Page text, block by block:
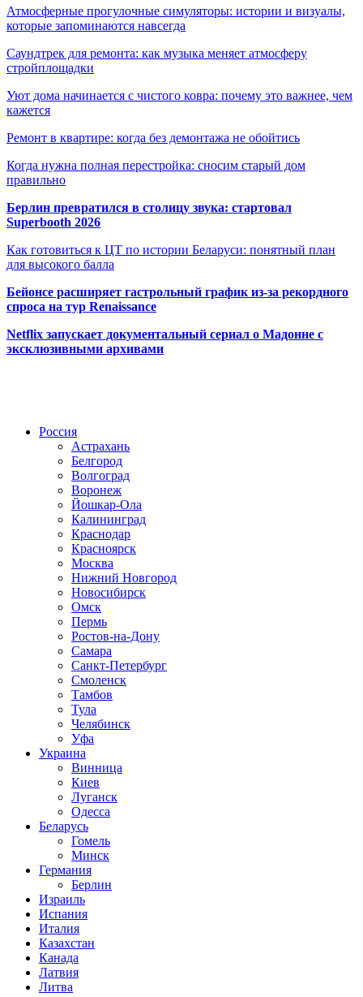
Атмосферные прогулочные симуляторы: истории и визуалы,
которые запоминаются навсегда
Саундтрек для ремонта: как музыка меняет атмосферу
стройплощадки
Уют дома начинается с чистого ковра: почему это важнее, чем
кажется
Ремонт в квартире: когда без демонтажа не обойтись
Когда нужна полная перестройка: сносим старый дом
правильно
Берлин превратился в столицу звука: стартовал
Superbooth 2026
Как готовиться к ЦТ по истории Беларуси: понятный план
для высокого балла
Бейонсе расширяет гастрольный график из-за рекордного
спроса на тур Renaissance
Netflix запускает документальный сериал о Мадонне с
эксклюзивными архивами
Россия
Астрахань
Белгород
Волгоград
Воронеж
Йошкар-Ола
Калининград
Краснодар
Красноярск
Москва
Нижний Новгород
Новосибирск
Омск
Пермь
Ростов-на-Дону
Самара
Санкт-Петербург
Смоленск
Тамбов
Тула
Челябинск
Уфа
Украина
Винница
Киев
Луганск
Одесса
Беларусь
Гомель
Минск
Германия
Берлин
Израиль
Испания
Италия
Казахстан
Канада
Латвия
Литва